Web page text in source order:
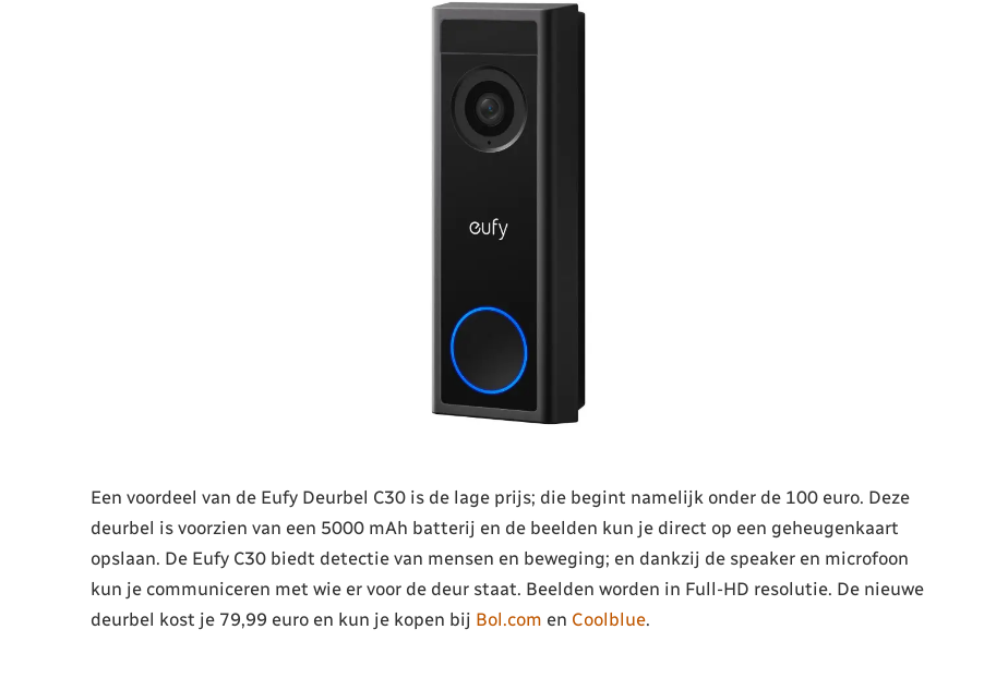
Een voordeel van de Eufy Deurbel C30 is de lage prijs; die begint namelijk onder de 100 euro. Deze
deurbel is voorzien van een 5000 mAh batterij en de beelden kun je direct op een geheugenkaart
opslaan. De Eufy C30 biedt detectie van mensen en beweging; en dankzij de speaker en microfoon
kun je communiceren met wie er voor de deur staat. Beelden worden in Full-HD resolutie. De nieuwe
deurbel kost je 79,99 euro en kun je kopen bij Bol.com en Coolblue.